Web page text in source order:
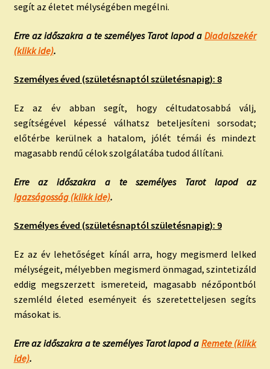
segít az életet mélységében megélni.
Erre az időszakra a te személyes Tarot lapod aDiadalszekér
(klikk ide).
Személyes éved (születésnaptól születésnapig): 8
Ez az év abban segít, hogy céltudatosabbá válj,
segítségével képessé válhatsz beteljesíteni sorsodat;
előtérbe kerülnek a hatalom, jólét témái és mindezt
magasabb rendű célok szolgálatába tudod állítani.
Erre az időszakra a te személyes Tarot lapod az
Igazságosság (klikk ide).
Személyes éved (születésnaptól születésnapig): 9
Ez az év lehetőséget kínál arra, hogy megismerd lelked
mélységeit, mélyebben megismerd önmagad, szintetizáld
eddig megszerzett ismereteid, magasabb nézőpontból
szemléld életed eseményeit és szeretetteljesen segíts
másokat is.
Erre az időszakra a te személyes Tarot lapod a Remete (klikk
ide).